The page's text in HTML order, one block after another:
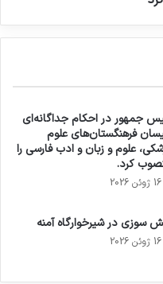
جمهور در احکام جداگانه‌ای
فرهنگستان‌های علوم
علوم و زبان و ادب فارسی را
کرد.
16 ژوئن 2026
سوزی در شیرخوارگاه آمنه
16 ژوئن 2026